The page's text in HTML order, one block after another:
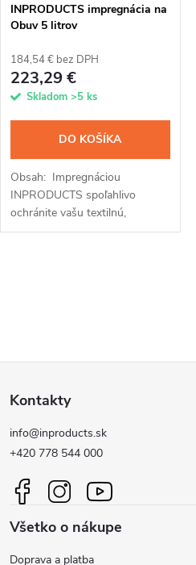
INPRODUCTS impregnácia na
Obuv 5 litrov
184,54 € bez DPH
223,29 €
Skladom >5 ks
DO KOŠÍKA
Obsah: Impregnáciou
INPRODUCTS spoľahlivo
ochránite vašu textilnú,
semišovú a membránovú obuv
d
a
c
e
á
p
ä
Kontakty
info@inproducts.sk
+420 778 544 000
Všetko o nákupe
Doprava a platba